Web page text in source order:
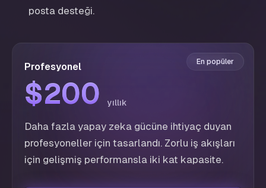
posta desteği.
En popüler
Profesyonel
$200
$200 yıllık
Daha fazla yapay zeka gücüne ihtiyaç duyan
profesyoneller için tasarlandı. Zorlu iş akışları
için gelişmiş performansla iki kat kapasite.